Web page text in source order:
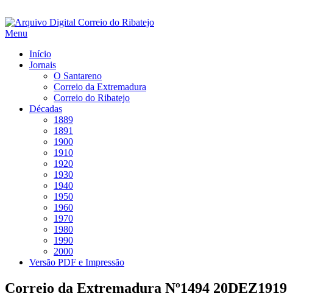
Saltar
para
Menu
Início
Jornais
O Santareno
Correio da Extremadura
Correio do Ribatejo
Décadas
1889
1891
1900
1910
1920
1930
1940
1950
1960
1970
1980
1990
2000
Versão PDF e Impressão
Correio da Extremadura Nº1494 20DEZ1919